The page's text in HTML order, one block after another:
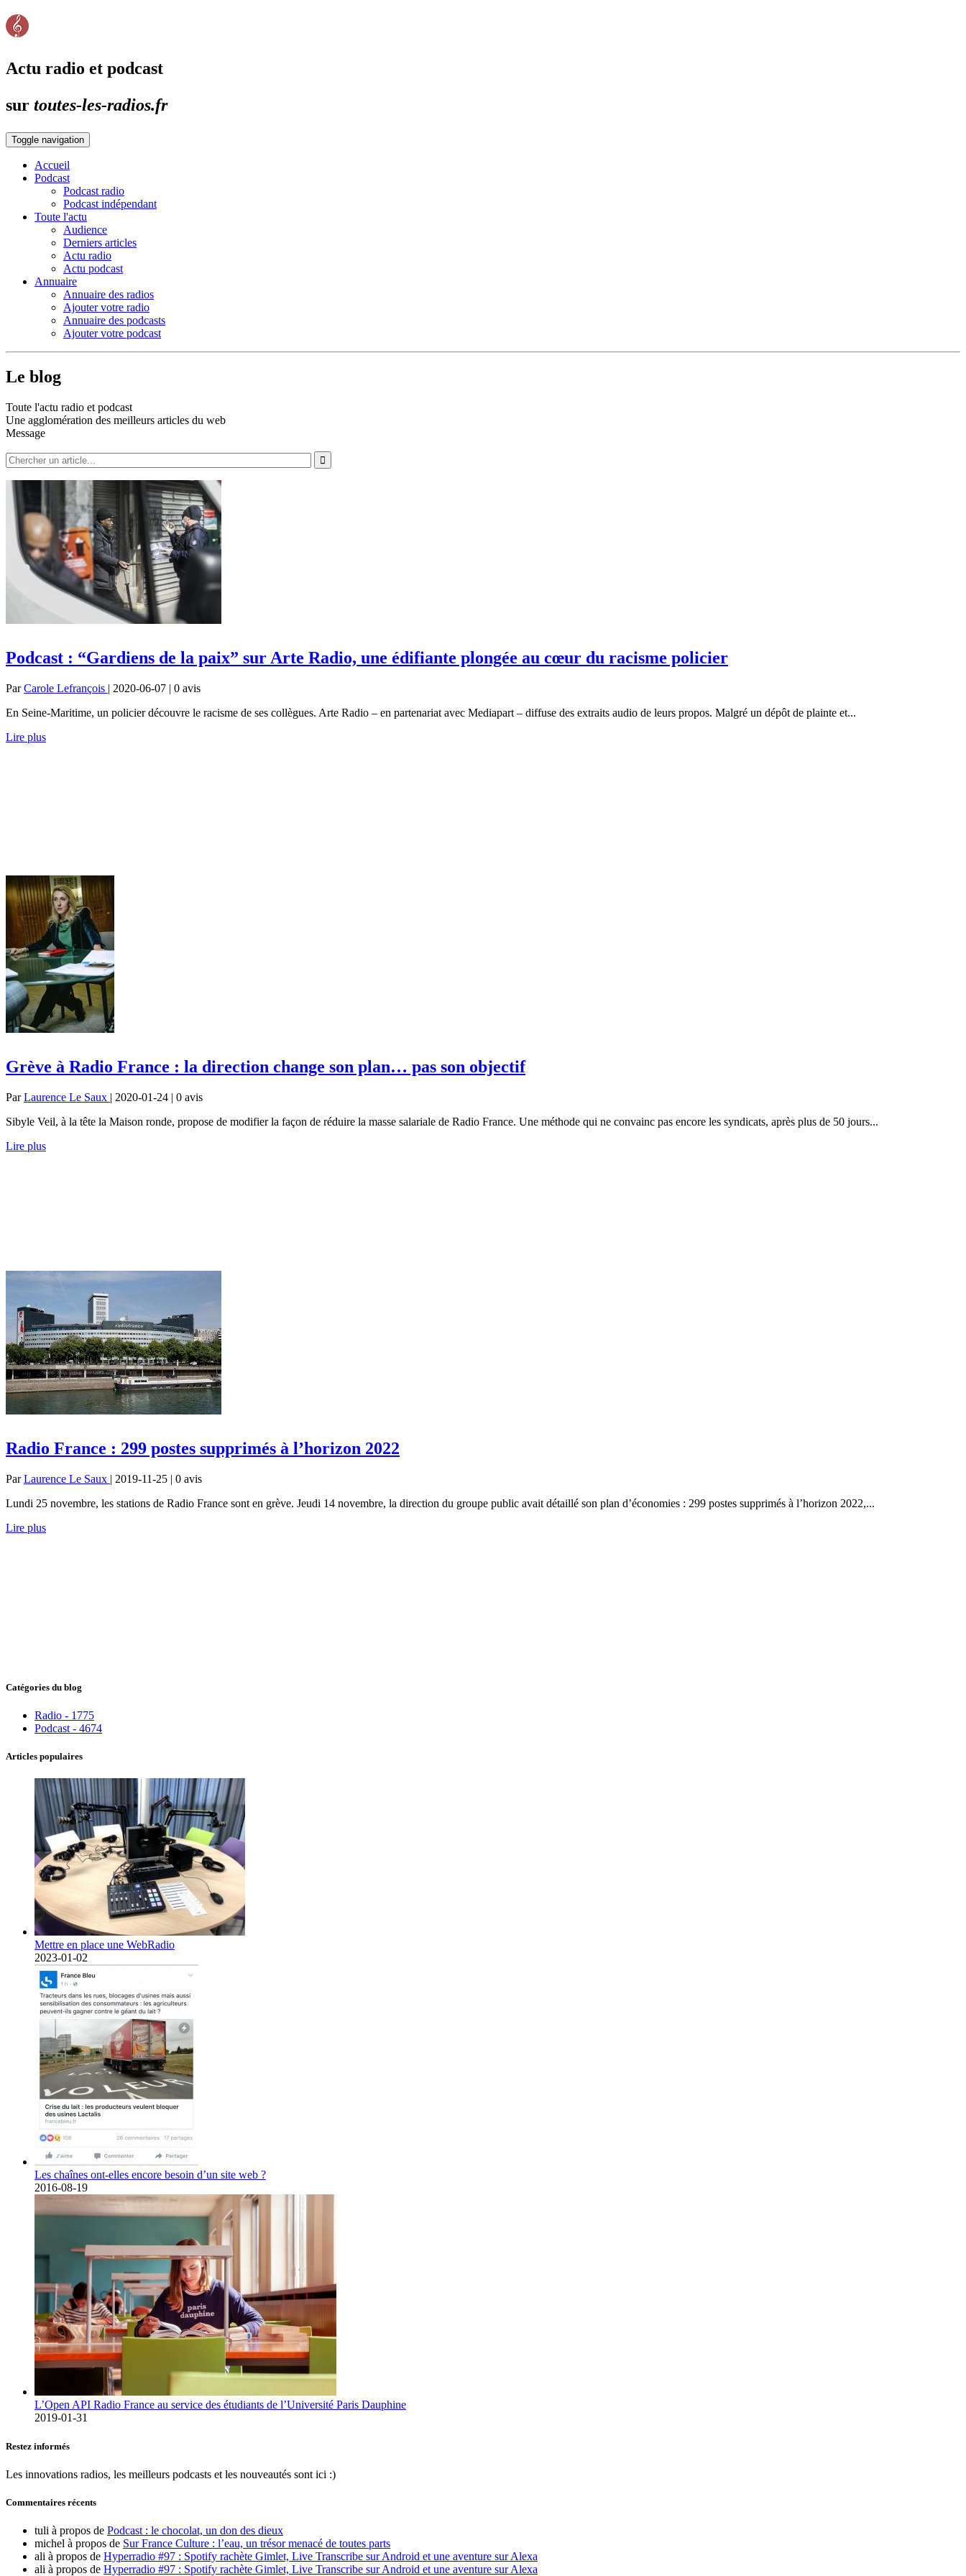
Actu radio et podcast
sur toutes-les-radios.fr
Toggle navigation
Accueil
Podcast
Podcast radio
Podcast indépendant
Toute l'actu
Audience
Derniers articles
Actu radio
Actu podcast
Annuaire
Annuaire des radios
Ajouter votre radio
Annuaire des podcasts
Ajouter votre podcast
Le blog
Toute l'actu radio et podcast
Une agglomération des meilleurs articles du web
Message
Podcast : “Gardiens de la paix” sur Arte Radio, une édifiante plongée au cœur du racisme policier
ParCarole Lefrançois | 2020-06-07 | 0 avis
En Seine-Maritime, un policier découvre le racisme de ses collègues. Arte Radio – en partenariat avec Mediapart – diffuse des extraits audio de leurs propos. Malgré un dépôt de plainte et...
Lire plus
Grève à Radio France : la direction change son plan… pas son objectif
ParLaurence Le Saux | 2020-01-24 | 0 avis
Sibyle Veil, à la tête la Maison ronde, propose de modifier la façon de réduire la masse salariale de Radio France. Une méthode qui ne convainc pas encore les syndicats, après plus de 50 jours...
Lire plus
Radio France : 299 postes supprimés à l’horizon 2022
ParLaurence Le Saux | 2019-11-25 | 0 avis
Lundi 25 novembre, les stations de Radio France sont en grève. Jeudi 14 novembre, la direction du groupe public avait détaillé son plan d’économies : 299 postes supprimés à l’horizon 2022,...
Lire plus
Catégories du blog
Radio - 1775
Podcast - 4674
Articles populaires
Mettre en place une WebRadio
2023-01-02
Les chaînes ont-elles encore besoin d’un site web ?
2016-08-19
L’Open API Radio France au service des étudiants de l’Université Paris Dauphine
2019-01-31
Restez informés
Les innovations radios, les meilleurs podcasts et les nouveautés sont ici :)
Commentaires récents
tuli à propos de Podcast : le chocolat, un don des dieux
michel à propos de Sur France Culture : l’eau, un trésor menacé de toutes parts
ali à propos de Hyperradio #97 : Spotify rachète Gimlet, Live Transcribe sur Android et une aventure sur Alexa
ali à propos de Hyperradio #97 : Spotify rachète Gimlet, Live Transcribe sur Android et une aventure sur Alexa